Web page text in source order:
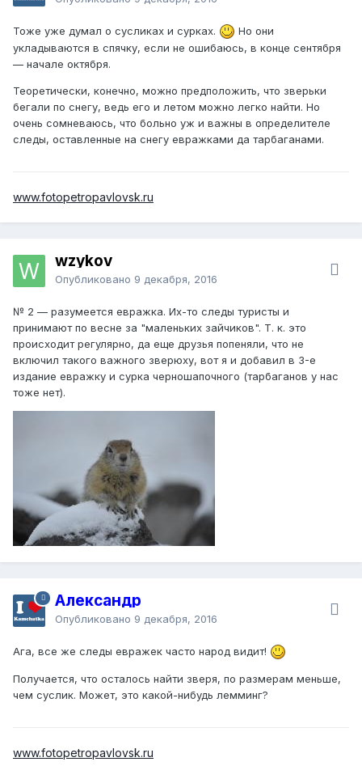
Тоже уже думал о сусликах и сурках.
Но они
укладываются в спячку, если не ошибаюсь, в конце сентября
— начале октября.
Теоретически, конечно, можно предположить, что зверьки
бегали по снегу, ведь его и летом можно легко найти. Но
очень сомневаюсь, что больно уж и важны в определителе
следы, оставленные на снегу евражками да тарбаганами.
www.fotopetropavlovsk.ru
wzykov
Опубликовано 9 декабря, 2016
№ 2 — разумеется евражка. Их-то следы туристы и
принимают по весне за "маленьких зайчиков". Т. к. это
происходит регулярно, да еще друзья попеняли, что не
включил такого важного зверюху, вот я и добавил в 3-е
издание евражку и сурка черношапочного (тарбаганов у нас
тоже нет).
Александр
Опубликовано 9 декабря, 2016
Ага, все же следы евражек часто народ видит!
Получается, что осталось найти зверя, по размерам меньше,
чем суслик. Может, это какой-нибудь лемминг?
www.fotopetropavlovsk.ru